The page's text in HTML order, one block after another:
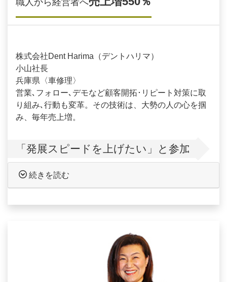
職人から経営者へ
株式会社Dent Harima（デントハリマ）
小山社長
兵庫県〈車修理〉
営業､フォロー､デモなど顧客開拓･リピート対策に取
り組み､行動も変革。その技術は、大勢の人の心を掴
み、毎年売上増。
「発展スピードを上げたい」と参加
続きを読む